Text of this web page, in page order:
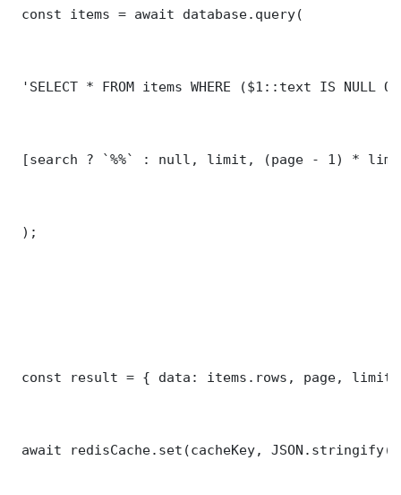
const items = await database.query(
'SELECT * FROM items WHERE ($1::text IS NULL
[search ? `%%` : null, limit, (page - 1) *
);
const result = { data: items.rows, page,
await redisCache.set(cacheKey,